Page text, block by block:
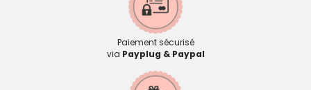
Paiement sécurisé
via Payplug & Paypal